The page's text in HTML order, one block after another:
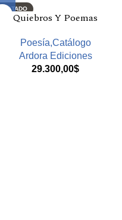
AGOTADO
Quiebros Y Poemas
Poesía,Catálogo
Ardora Ediciones
29.300,00$